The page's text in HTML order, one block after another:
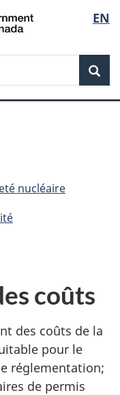
de
la
EN
nucléaire
coûts
des coûts de la
pour le
réglementation;
de permis